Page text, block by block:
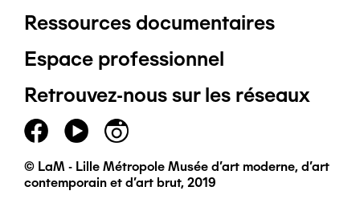
Pied
de
page
principal
Ressources documentaires
Espace professionnel
Retrouvez-nous sur les réseaux
© LaM - Lille Métropole Musée d'art moderne, d'art
contemporain et d'art brut, 2019